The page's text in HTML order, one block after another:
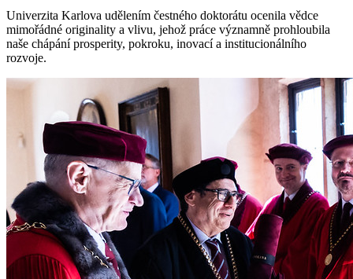
Univerzita Karlova udělením čestného doktorátu ocenila vědce
mimořádné originality a vlivu, jehož práce významně prohloubila
naše chápání prosperity, pokroku, inovací a institucionálního
rozvoje.